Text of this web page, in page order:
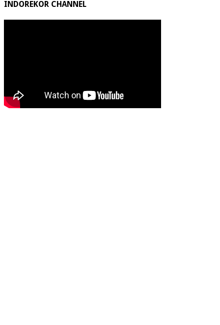
INDOREKOR CHANNEL